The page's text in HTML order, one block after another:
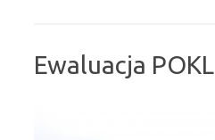
Ewaluacja POKL